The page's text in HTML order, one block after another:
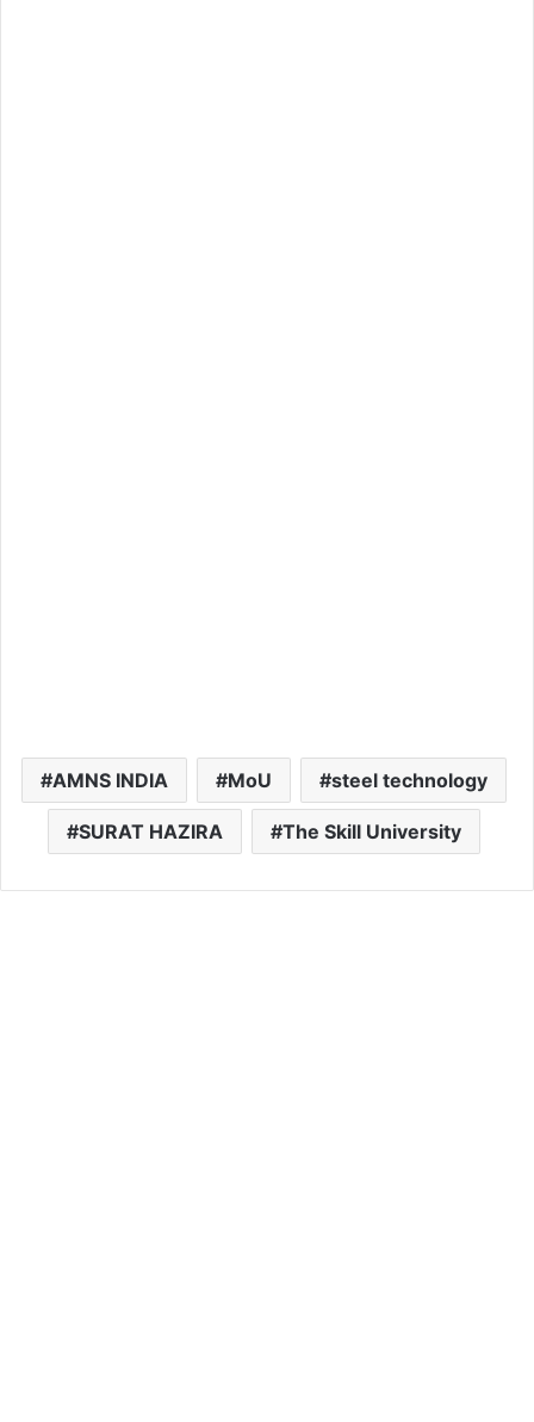
AMNS INDIA MoU steel technology
SURAT HAZIRA The Skill University